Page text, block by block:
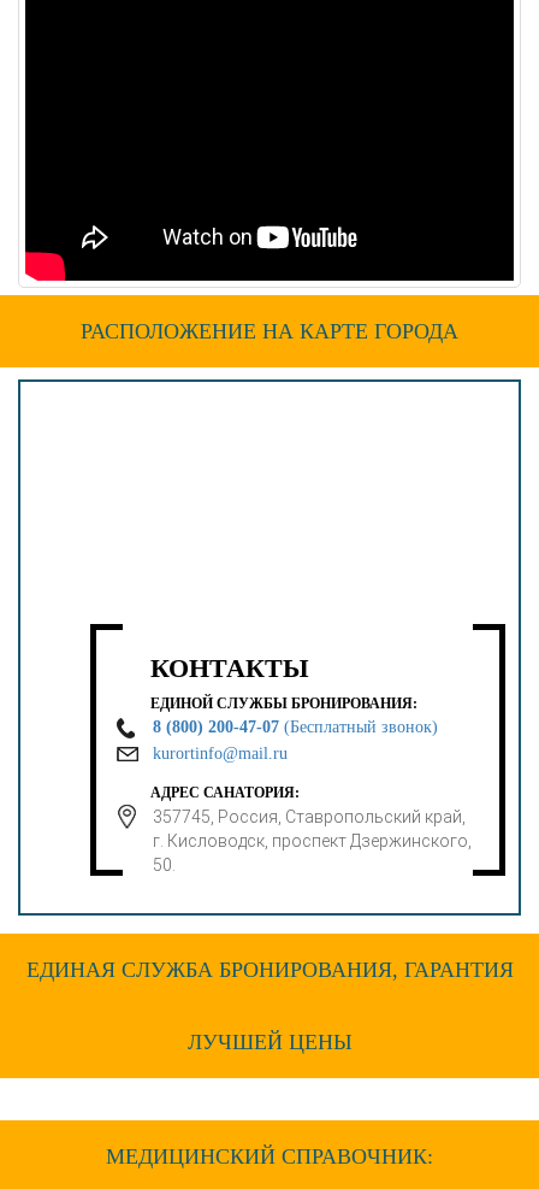
РАСПОЛОЖЕНИЕ НА КАРТЕ ГОРОДА
КОНТАКТЫ
ЕДИНОЙ СЛУЖБЫ БРОНИРОВАНИЯ:
8 (800) 200-47-07 (Бесплатный звонок)
kurortinfo@mail.ru
АДРЕС САНАТОРИЯ:
357745, Россия, Ставропольский край,
г. Кисловодск, проспект Дзержинского,
50.
ЕДИНАЯ СЛУЖБА БРОНИРОВАНИЯ, ГАРАНТИЯ
ЛУЧШЕЙ ЦЕНЫ
МЕДИЦИНСКИЙ СПРАВОЧНИК: